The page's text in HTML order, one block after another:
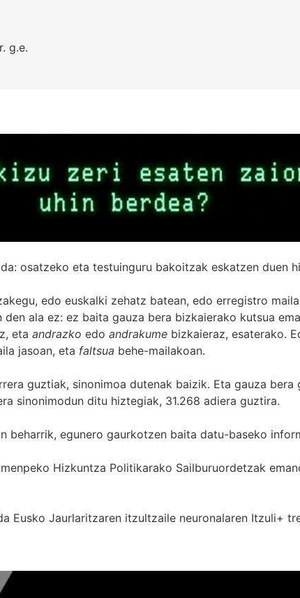
g.e.
osatzeko eta testuinguru bakoitzak eskatzen duen
edo euskalki zehatz batean, edo erregistro
ala ez: ez baita gauza bera bizkaierako kutsua
eta andrazko edo andrakume bizkaieraz, esaterako.
jasoan, eta faltsua behe-mailakoan.
guztiak, sinonimoa dutenak baizik. Eta gauza
sinonimodun ditu hiztegiak, 31.268 adiera guztira.
beharrik, egunero gaurkotzen baita datu-baseko
Hizkuntza Politikarako Sailburuordetzak
Eusko Jaurlaritzaren itzultzaile neuronalaren Itzuli+